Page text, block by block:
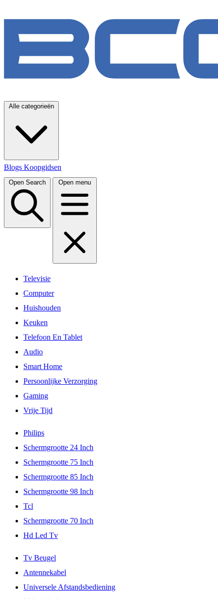
Alle categorieën
Blogs Koopgidsen
Open Search Open menu
Televisie
Computer
Huishouden
Keuken
Telefoon En Tablet
Audio
Smart Home
Persoonlijke Verzorging
Gaming
Vrije Tijd
Philips
Schermgrootte 24 Inch
Schermgrootte 75 Inch
Schermgrootte 85 Inch
Schermgrootte 98 Inch
Tcl
Schermgrootte 70 Inch
Hd Led Tv
Tv Beugel
Antennekabel
Universele Afstandsbediening